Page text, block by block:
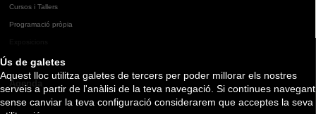
Ús de galetes
Aquest lloc utilitza galetes de tercers per poder millorar els nostres
serveis a partir de l'anàlisi de la teva navegació. Si continues navegant
sense canviar la teva configuració considerarem que acceptes la seva
Cursos i Tallers
Programació pròpia
Agenda